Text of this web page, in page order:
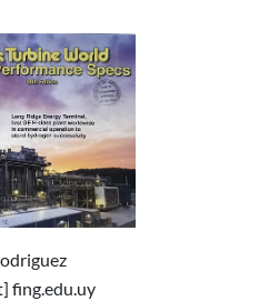
fing.edu.uy